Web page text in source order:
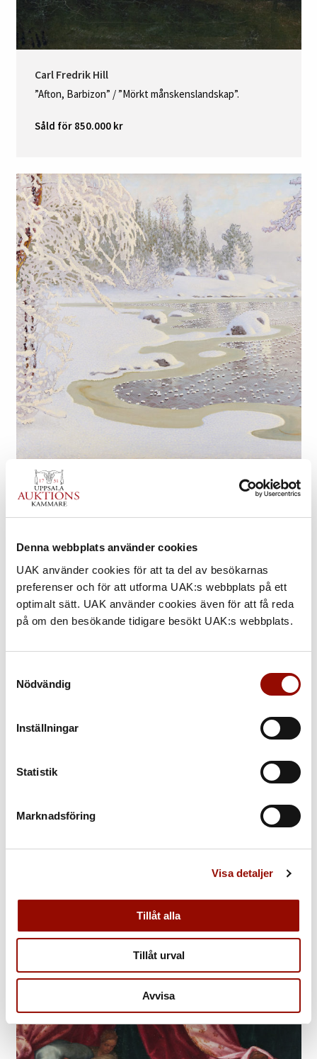
Denna webbplats använder cookies
UAK använder cookies för att ta del av besökarnas
preferenser och för att utforma UAK:s webbplats på ett
optimalt sätt. UAK använder cookies även för att få reda
på om den besökande tidigare besökt UAK:s webbplats.
Nödvändig
Inställningar
Statistik
Marknadsföring
Visa detaljer
Tillåt alla
Tillåt urval
Avvisa
Carl Fredrik Hill
”Afton, Barbizon” / ”Mörkt månskenslandskap”.
Såld för 850.000 kr
Gustaf Fjaestad
Rimfrost över frusen sjö i solbelyst landskap.
Period: Shunzhi (1644‑1661).